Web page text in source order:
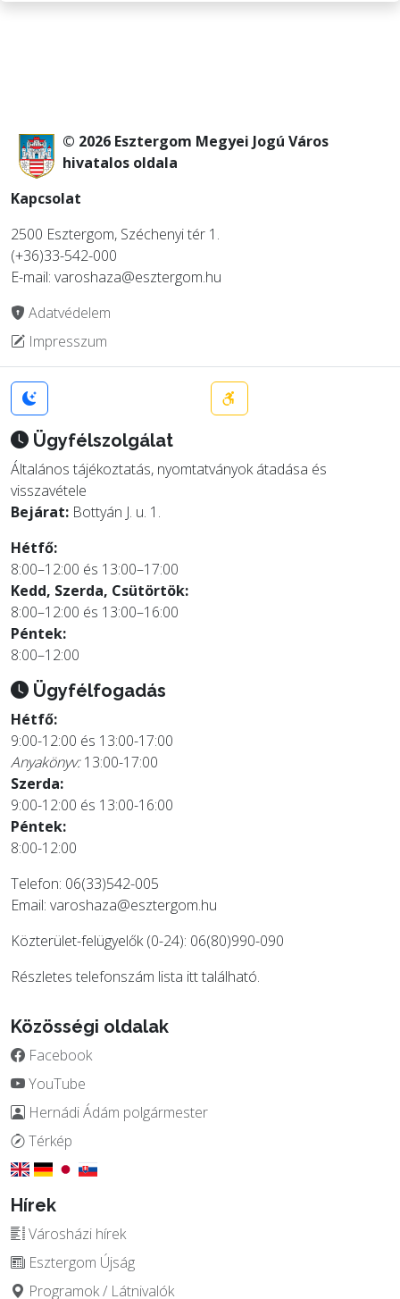
© 2026 Esztergom Megyei Jogú Város
hivatalos oldala
Kapcsolat
2500 Esztergom, Széchenyi tér 1.
(+36)33-542-000
E-mail: varoshaza@esztergom.hu
Adatvédelem
Impresszum
Ügyfélszolgálat
Általános tájékoztatás, nyomtatványok átadása és
visszavétele
Bejárat: Bottyán J. u. 1.
Hétfő:
8:00–12:00 és 13:00–17:00
Kedd, Szerda, Csütörtök:
8:00–12:00 és 13:00–16:00
Péntek:
8:00–12:00
Ügyfélfogadás
Hétfő:
9:00-12:00 és 13:00-17:00
Anyakönyv:13:00-17:00
Szerda:
9:00-12:00 és 13:00-16:00
Péntek:
8:00-12:00
Telefon: 06(33)542-005
Email: varoshaza@esztergom.hu
Közterület-felügyelők (0-24): 06(80)990-090
Részletes telefonszám lista itttalálható.
Közösségi oldalak
Facebook
YouTube
Hernádi Ádám polgármester
Térkép
Hírek
Városházi hírek
Esztergom Újság
Programok / Látnivalók